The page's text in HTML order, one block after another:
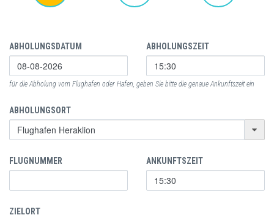
ABHOLUNGSDATUM ABHOLUNGSZEIT
für die Abholung vom Flughafen oder Hafen, geben Sie bitte die genaue Ankunftszeit ein
ABHOLUNGSORT
FLUGNUMMER ANKUNFTSZEIT
ZIELORT